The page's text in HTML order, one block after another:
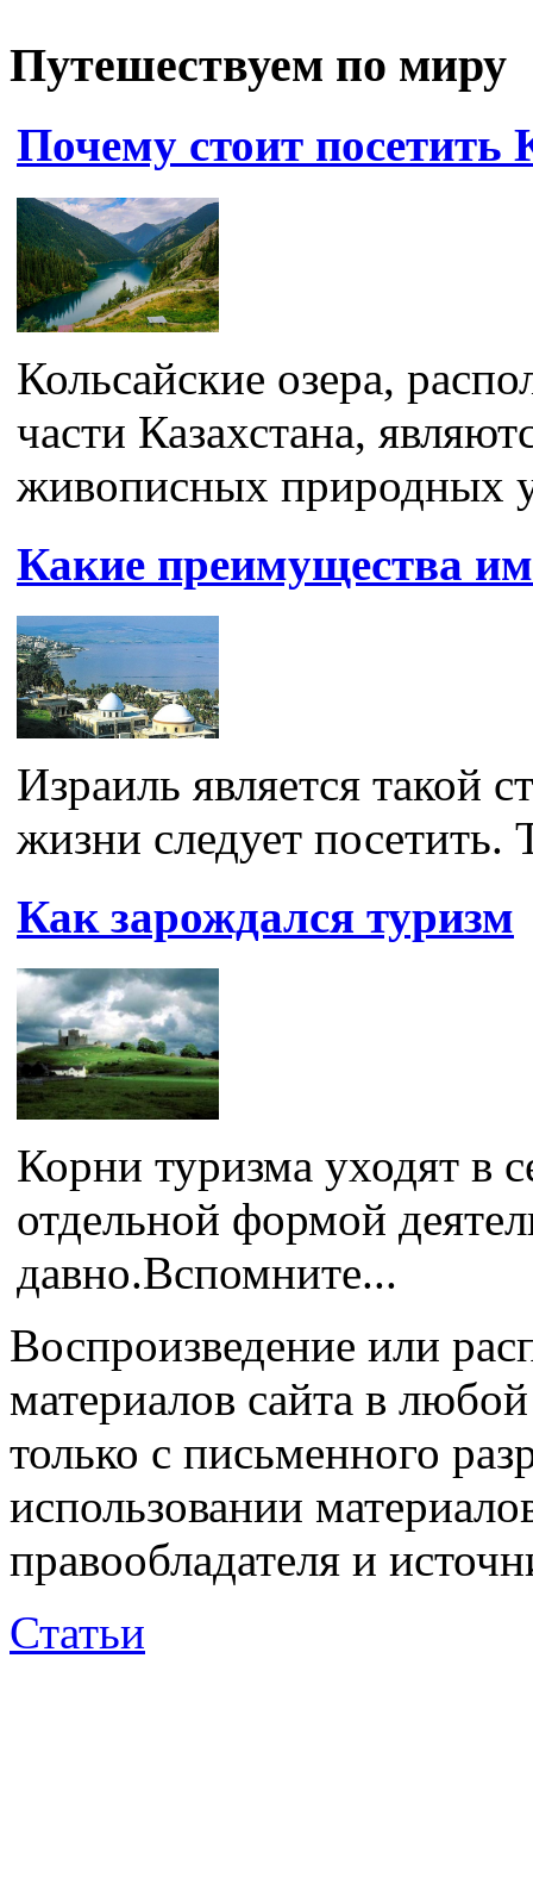
Путешествуем по миру
Почему стоит посетить
Кольсайские озера,
части Казахстана,
живописных природных
Какие преимущества
Израиль является такой
жизни следует посетить.
Как зарождался туризм
Корни туризма уходят в
отдельной формой
давно.Вспомните...
Воспроизведение или
материалов сайта в
только с письменного
использовании
правообладателя и
Статьи